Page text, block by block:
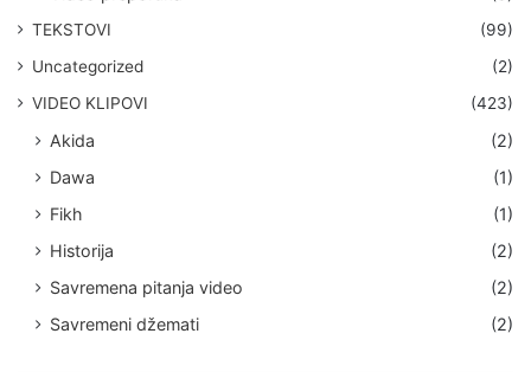
TEKSTOVI
(99)
Uncategorized
(2)
VIDEO KLIPOVI
(423)
Akida
(2)
Dawa
(1)
Fikh
(1)
Historija
(2)
Savremena pitanja video
(2)
Savremeni džemati
(2)